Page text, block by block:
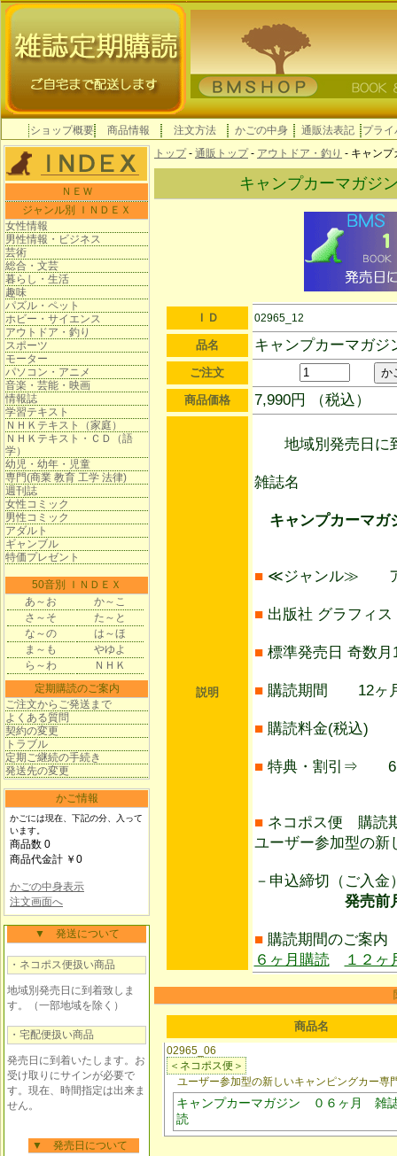
ショップ概要 商品情報 注文方法 かごの中身 通販法表記 プライ
ＮＥＷ
ジャンル別 ＩＮＤＥＸ
女性情報
男性情報・ビジネス
芸術
総合・文芸
暮らし・生活
趣味
パズル・ペット
ホビー・サイエンス
アウトドア・釣り
スポーツ
モーター
パソコン・アニメ
音楽・芸能・映画
情報誌
学習テキスト
ＮＨＫテキスト（家庭）
ＮＨＫテキスト・ＣＤ（語
学）
幼児・幼年・児童
専門(商業 教育 工学 法律)
週刊誌
女性コミック
男性コミック
アダルト
ギャンブル
特価プレゼント
50音別 ＩＮＤＥＸ
あ～お
か～こ
さ～そ
た～と
な～の
は～ほ
ま～も
やゆよ
ら～わ
ＮＨＫ
定期購読のご案内
ご注文からご発送まで
よくある質問
契約の変更
トラブル
定期ご継続の手続き
発送先の変更
かご情報
かごには現在、下記の分、入って
います。
商品数 0
商品代金計 ￥0
かごの中身表示
注文画面へ
▼ 発送について
・ネコポス便扱い商品
地域別発売日に到着致しま
す。（一部地域を除く）
・宅配便扱い商品
発売日に到着いたします。お
受け取りにサインが必要で
す。現在、時間指定は出来ま
せん。
▼ 発売日について
トップ- 通販トップ- アウトドア・釣り - キャン
キャンプカーマガ
ＩＤ 02965_12
品名 キャンプカーマガ
ご注文
商品価格 7,990円 （税込）
説明
地域別発売日に
雑誌名
キャンプカーマ
■ ≪ジャンル≫ ア
■ 出版社 グラフィス
■ 標準発売日 奇数月
■ 購読期間 12ヶ
■ 購読料金(税込)
■ 特典・割引⇒ 6
■ ネコポス便 購読
ユーザー参加型の新
－申込締切（ご入
発売前月20日
■ 購読期間のご案内
６ヶ月購読
１２ヶ
商品名
02965_06
＜ネコポス便＞
ユーザー参加型の新しいキャンピングカー専
キャンプカーマガジン ０６ヶ月 雑
読